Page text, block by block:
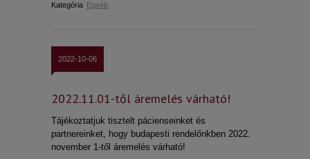
Kategória Egyéb
2022-10-06
2022.11.01-től áremelés várható!
Tájékoztatjuk tisztelt pácienseinket és
partnereinket, hogy budapesti rendelőnkben 2022.
november 1-től áremelés várható!